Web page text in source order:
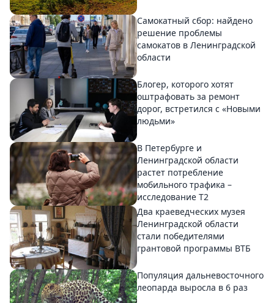
Самокатный сбор: найдено
решение проблемы
самокатов в Ленинградской
области
Блогер, которого хотят
оштрафовать за ремонт
дорог, встретился с «Новыми
людьми»
В Петербурге и
Ленинградской области
растет потребление
мобильного трафика –
исследование T2
Два краеведческих музея
Ленинградской области
стали победителями
грантовой программы ВТБ
Популяция дальневосточного
леопарда выросла в 6 раз